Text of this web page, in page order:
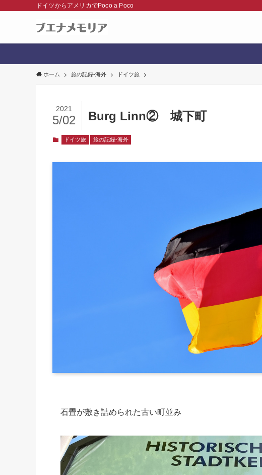
ドイツからアメリカでPoco a Poco
ホーム 旅の記録-海外 ドイツ旅
Burg Linn② 城下町
2021
5/02
ドイツ旅 旅の記録-海外
石畳が敷き詰められた古い町並み